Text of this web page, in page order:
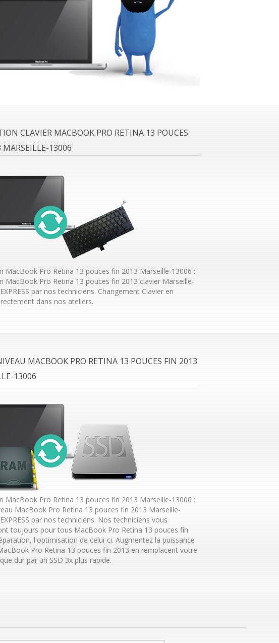
CLAVIER MACBOOK PRO RETINA 13 POUCES
MARSEILLE-13006
MacBook Pro Retina 13 pouces fin 2013 Marseille-13006 :
MacBook Pro Retina 13 pouces fin 2013 clavier Marseille-
par nos techniciens. Changement Clavier en
dans nos ateliers.
MACBOOK PRO RETINA 13 POUCES FIN 2013
13006
MacBook Pro Retina 13 pouces fin 2013 Marseille-13006 :
MacBook Pro Retina 13 pouces fin 2013 Marseille-
par nos techniciens. Nos techniciens vous
toujours pour tous MacBook Pro Retina 13 pouces fin
l'optimisation de celui-ci. Augmentez la puissance
Pro Retina 13 pouces fin 2013 en remplacent votre
dur par un SSD 3x plus rapide.